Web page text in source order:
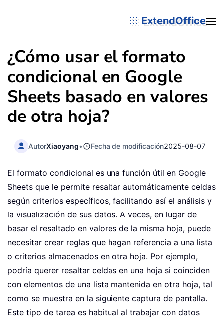
ExtendOffice
¿Cómo usar el formato
condicional en Google
Sheets basado en valores
de otra hoja?
AutorXiaoyang• Fecha de modificación2025-08-07
El formato condicional es una función útil en Google
Sheets que le permite resaltar automáticamente celdas
según criterios específicos, facilitando así el análisis y
la visualización de sus datos. A veces, en lugar de
basar el resaltado en valores de la misma hoja, puede
necesitar crear reglas que hagan referencia a una lista
o criterios almacenados en otra hoja. Por ejemplo,
podría querer resaltar celdas en una hoja si coinciden
con elementos de una lista mantenida en otra hoja, tal
como se muestra en la siguiente captura de pantalla.
Este tipo de tarea es habitual al trabajar con datos